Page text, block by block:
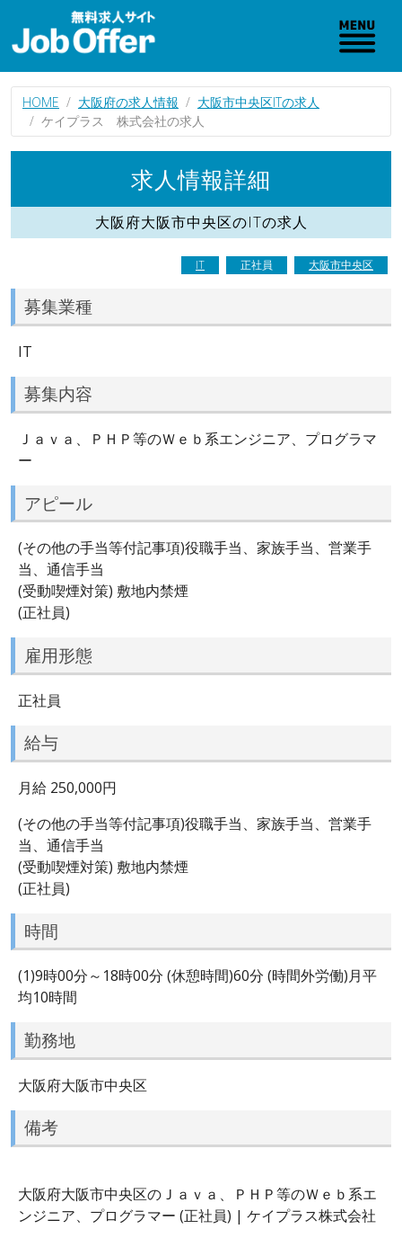
HOME 大阪府の求人情報
大阪市中央区ITの求人
ケイプラス 株式会社の求人
求人情報詳細
大阪府大阪市中央区のITの求人
IT 正社員 大阪市中央区
募集業種
IT
募集内容
Ｊａｖａ、ＰＨＰ等のＷｅｂ系エンジニア、プログラマ
ー
アピール
(その他の手当等付記事項)役職手当、家族手当、営業手
当、通信手当
(受動喫煙対策) 敷地内禁煙
(正社員)
雇用形態
正社員
給与
月給 250,000円
(その他の手当等付記事項)役職手当、家族手当、営業手
当、通信手当
(受動喫煙対策) 敷地内禁煙
(正社員)
時間
(1)9時00分～18時00分 (休憩時間)60分 (時間外労働)月平
均10時間
勤務地
大阪府大阪市中央区
備考
大阪府大阪市中央区のＪａｖａ、ＰＨＰ等のＷｅｂ系エ
ンジニア、プログラマー (正社員) | ケイプラス株式会社